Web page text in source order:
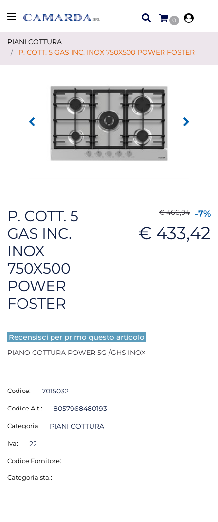
Open menu
0
PIANI COTTURA
P. COTT. 5 GAS INC. INOX 750X500 POWER FOSTER
P. COTT. 5
GAS INC.
INOX
750X500
POWER
FOSTER
€ 466,04 -7%
€ 433,42
Recensisci per primo questo articolo
PIANO COTTURA POWER 5G /GHS INOX
Codice: 7015032
Codice Alt.: 8057968480193
Categoria PIANI COTTURA
Iva: 22
Codice Fornitore:
Categoria sta.: